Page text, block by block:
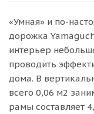
«Умная» и по-
дорожка
интерьер
проводить
дома. В
всего 0,06 м2
рамы составляет